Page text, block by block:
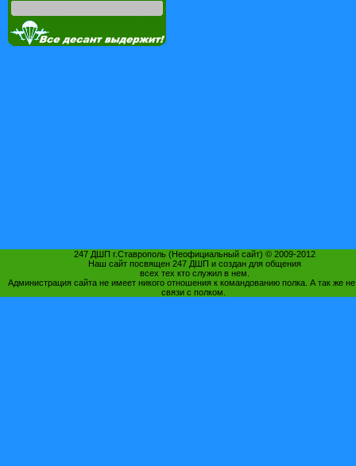
247 ДШП г.Ставрополь (Неофициальный сайт) © 2009-2012
Наш сайт посвящен 247 ДШП и создан для общения
всех тех кто служил в нем.
Администрация сайта не имеет никого отношения к командованию полка. А так же
связи с полком.